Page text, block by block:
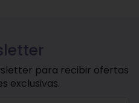
para recibir ofertas
exclusivas.